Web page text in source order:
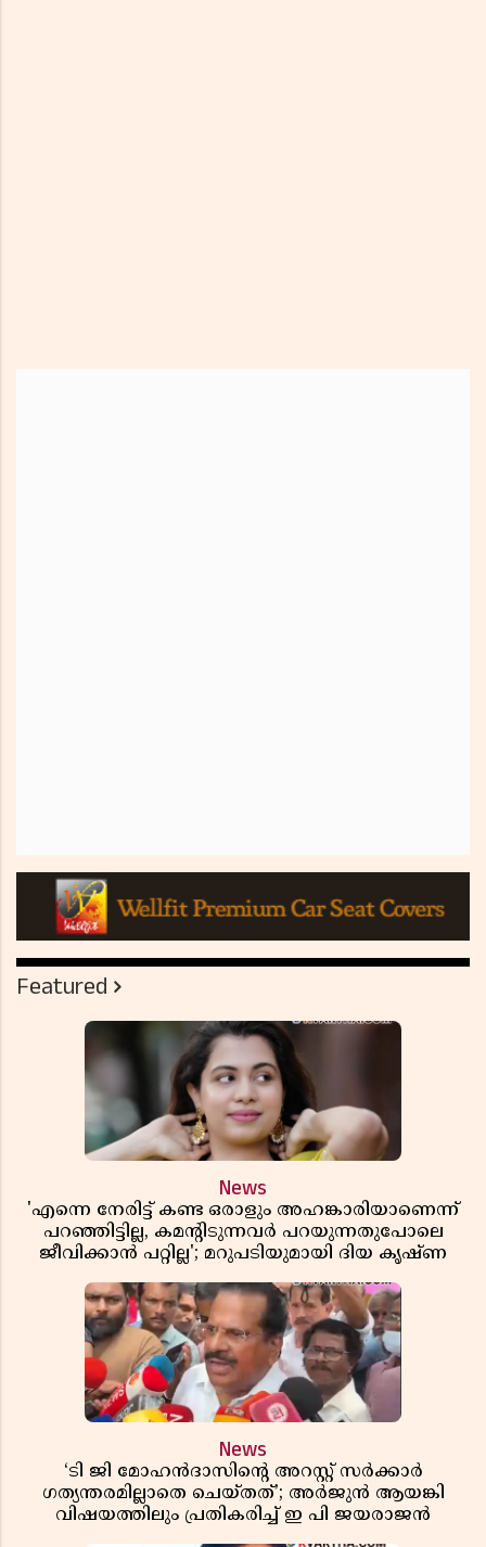
Featured
News
'എന്നെ നേരിട്ട് കണ്ട ഒരാളും അഹങ്കാരിയാണെന്ന്
പറഞ്ഞിട്ടില്ല, കമൻ്റിടുന്നവർ പറയുന്നതുപോലെ
ജീവിക്കാൻ പറ്റില്ല'; മറുപടിയുമായി ദിയ കൃഷ്ണ
News
‘ടി ജി മോഹൻദാസിൻ്റെ അറസ്റ്റ് സർക്കാർ
ഗത്യന്തരമില്ലാതെ ചെയ്തത്’; അർജുൻ ആയങ്കി
വിഷയത്തിലും പ്രതികരിച്ച് ഇ പി ജയരാജൻ